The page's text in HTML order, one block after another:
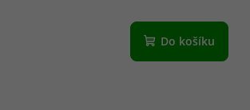
Do košíku